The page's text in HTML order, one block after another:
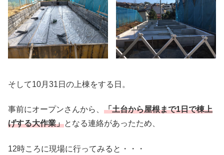
そして10月31日の上棟をする日。
事前にオープンさんから、 「土台から屋根まで1日で棟上
げする大作業」となる連絡があったため、
12時ころに現場に行ってみると・・・